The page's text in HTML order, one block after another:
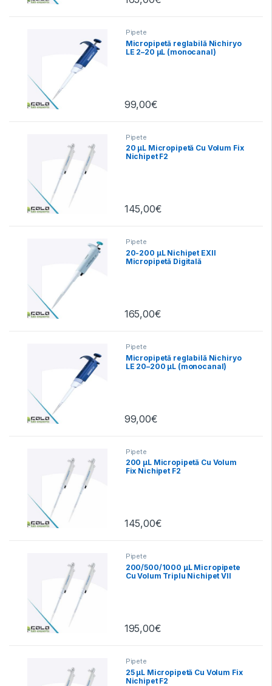
Pipete
Micropipetă reglabilă Nichiryo
LE 2–20 µL (monocanal)
99,00€
Pipete
20 µL Micropipetă Cu Volum Fix
Nichipet F2
145,00€
Pipete
20-200 µL Nichipet EXII
Micropipetă Digitală
165,00€
Pipete
Micropipetă reglabilă Nichiryo
LE 20–200 µL (monocanal)
99,00€
Pipete
200 µL Micropipetă Cu Volum
Fix Nichipet F2
145,00€
Pipete
200/500/1000 µL Micropipete
Cu Volum Triplu Nichipet VII
195,00€
Pipete
25 µL Micropipetă Cu Volum Fix
Nichipet F2